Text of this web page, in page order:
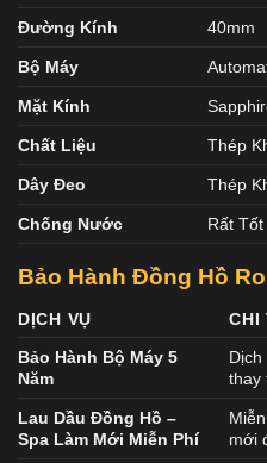
Đường Kính
40mm
Bộ Máy
Mặt Kính
Chất Liệu Thép
Dây Đeo Thép
Chống Nước Rất Tốt
Bảo Hành Đồng Hồ
DỊCH VỤ
CHI
Bảo Hành Bộ Máy 5
Năm
thay
Lau Dầu Đồng Hồ –
Spa Làm Mới Miễn Phí
mới